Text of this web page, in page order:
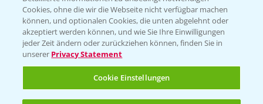
PAMIRA - Packmittelrücknahme
Sammelstellen und Termine
PRE - Chemikalien sicher entsorgen
Sammelstellen und Termine
Cookies, ohne die wir die Webseite nicht verfügbar machen
können, und optionalen Cookies, die unten abgelehnt oder
akzeptiert werden können, und wie Sie Ihre Einwilligungen
jeder Zeit ändern oder zurückziehen können, finden Sie in
unserer Privacy Statement
Cookie Einstellungen